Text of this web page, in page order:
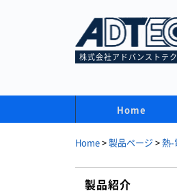
株式会社アドバンストテ
Home
Home > 製品ページ > 熱-
製品紹介